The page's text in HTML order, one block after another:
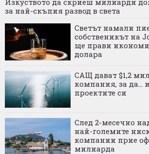
Изкуството да скриеш милиарди
за най-скъпия развод в света
Светът намали
собственикът на
ще прави
долара
САЩ дават $1,2
компания, за да...
проектите си
След 2-месечно
най-големите
компании прие
милиарда